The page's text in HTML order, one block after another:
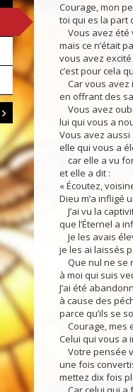
Courage, mon
toi qui es la part
Vous avez été
mais ce n’était
vous avez
c’est pour cela
Car vous avez
en offrant des
Vous avez
lui qui vous a
Vous avez aussi
elle qui vous a
car elle a vu
et elle a dit :
« Écoutez,
Dieu m’a infligé
J’ai vu la
que l’Éternel a
Je les avais
je les ai laissés
Que nul ne se
à moi qui suis
J’ai été
à cause des
parce qu’ils se
Courage, mes
Celui qui vous a
Votre pensée
une fois
mettez dix fois